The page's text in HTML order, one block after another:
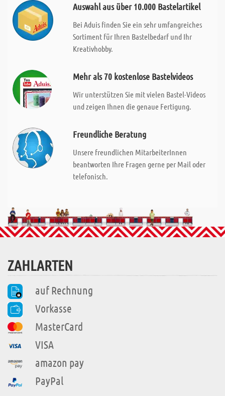
Auswahl aus über 10.000 Bastelartikel
Bei Aduis finden Sie ein sehr umfangreiches
Sortiment für Ihren Bastelbedarf und Ihr
Kreativhobby.
Mehr als 70 kostenlose Bastelvideos
Wir unterstützen Sie mit vielen Bastel-Videos
und zeigen Ihnen die genaue Fertigung.
Freundliche Beratung
Unsere freundlichen MitarbeiterInnen
beantworten Ihre Fragen gerne per Mail oder
telefonisch.
ZAHLARTEN
auf Rechnung
Vorkasse
MasterCard
VISA
amazon pay
PayPal